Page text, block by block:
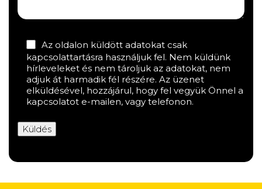
Az oldalon küldött adatokat csak
kapcsolattartásra használjuk fel. Nem küldünk
hírleveleket és nem tároljuk az adatokat, nem
adjuk át harmadik fél részére. Az üzenet
elküldésével, hozzájárul, hogy fel vegyük Önnel a
kapcsolatot e-mailen, vagy telefonon.